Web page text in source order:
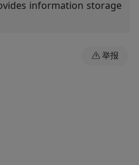
information storage
举报